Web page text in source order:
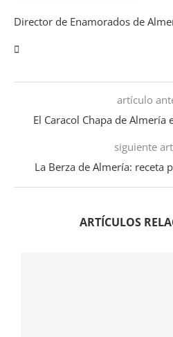
Director de Enamorados de
artículo
El Caracol Chapa de
siguiente
La Berza de Almería: receta
ARTÍCULOS